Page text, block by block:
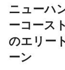
ニューハ
ーコース
のエリー
ーン